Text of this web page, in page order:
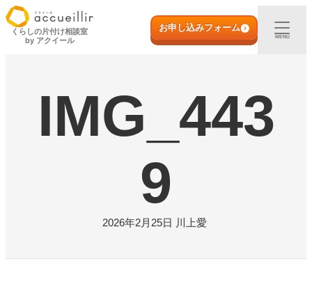
内
容
初めての方へ
宅配買取
ご利用実例
くらしの片付け相談室
by アクイール
お申し込みフォーム
MENU
IMG_443
9
2026年2月25日 川上愛